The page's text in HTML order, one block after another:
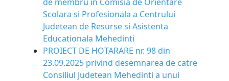
de membru in Comisia de Orientare
Scolara si Profesionala a Centrului
Judetean de Resurse si Asistenta
Educationala Mehedinti
PROIECT DE HOTARARE nr. 98 din
23.09.2025 privind desemnarea de catre
Consiliul Judetean Mehedinti a unui